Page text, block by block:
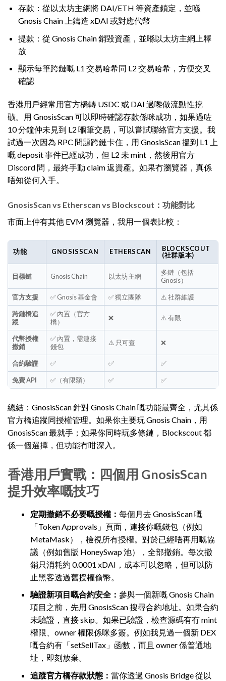
存款：從以太坊主網將 DAI/ETH 等資產鎖定，並喺
Gnosis Chain 上鑄造 xDAI 或對應代幣
提款：從 Gnosis Chain 銷毀資產，並喺以太坊主網上釋
放
顯示每筆跨鏈嘅 L1 交易哈希同 L2 交易哈希，方便交叉
確認
香港用戶經常用官方橋轉 USDC 或 DAI 過嚟做流動性挖
礦。用 GnosisScan 可以即時確認存款係咪成功，如果過咗
10 分鐘仲未見到 L2 嗰筆交易，可以嘗試聯絡官方支援。我
試過一次因為 RPC 問題跨鏈卡住，用 GnosisScan 搵到 L1 上
嘅 deposit 事件已經成功，但 L2 未 mint，然後用官方
Discord 問，最終手動 claim 返資產。如果冇瀏覽器，真係
唔知從何入手。
GnosisScan vs Etherscan vs Blockscout：功能對比
市面上仲有其他 EVM 瀏覽器，我用一個表比較：
功能 GNOSISSCAN ETHERSCAN
BLOCKSCOUT
(社群版本)
目標鏈 Gnosis Chain 以太坊主網
多鏈（包括
Gnosis）
官方支援 ✅ Gnosis 基金會 ✅ 獨立團隊 ⚠️ 社群維護
跨鏈橋追
蹤
✅ 內置（官方
橋）
❌ ⚠️ 有限
代幣授權
撤銷
✅ 內置，需連接
錢包
⚠️ 只可查 ❌
合約驗證 ✅ ✅ ✅
免費 API ✅（有限額） ✅ ✅
總結：GnosisScan 針對 Gnosis Chain 嘅功能最齊全，尤其係
官方橋追蹤同授權管理。如果你主要玩 Gnosis Chain，用
GnosisScan 最就手；如果你同時玩多條鏈，Blockscout 都
係一個選擇，但功能冇咁深入。
香港用戶實戰：四個用 GnosisScan
提升效率嘅技巧
定期撤銷不必要嘅授權： 每個月去 GnosisScan 嘅
「Token Approvals」頁面，連接你嘅錢包（例如
MetaMask），檢視所有授權。對於已經唔再用嘅協
議（例如舊版 HoneySwap 池），全部撤銷。每次撤
銷只消耗約 0.0001 xDAI，成本可以忽略，但可以防
止黑客透過舊授權偷幣。
驗證新項目嘅合約安全： 參與一個新嘅 Gnosis Chain
項目之前，先用 GnosisScan 搜尋合約地址。如果合約
未驗證，直接 skip。如果已驗證，檢查源碼有冇 mint
權限、owner 權限係咪多簽。例如我見過一個新 DEX
嘅合約有「setSellTax」函數，而且 owner 係普通地
址，即刻放棄。
追蹤官方橋存款狀態： 當你透過 Gnosis Bridge 從以